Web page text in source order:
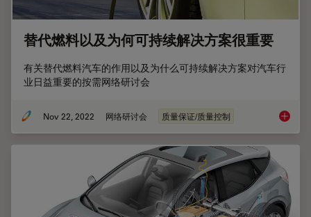
替代燃料以及为何可持续解决方案很重要
有关替代燃料汽车的作用以及为什么可持续解决方案对汽车行
业日益重要的按需网络研讨会
Nov 22, 2022 网络研讨会 质量保证/质量控制 替代燃